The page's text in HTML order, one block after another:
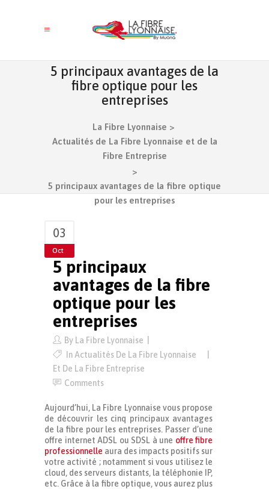
5 principaux avantages de la
fibre optique pour les
entreprises
La Fibre Lyonnaise >
Actualités de La Fibre Lyonnaise et de la
Fibre Entreprise
>
5 principaux avantages de la fibre optique
pour les entreprises
03
Oct
5 principaux
avantages de la fibre
optique pour les
entreprises
By La Fibre Lyonnaise
In Actualités De La Fibre Lyonnaise
Et De La Fibre Entreprise
Comments
Aujourd’hui, La Fibre Lyonnaise vous propose
de découvrir les cinq principaux avantages
de la fibre pour les entreprises. Passer d’une
offre internet ADSL ou SDSL à une offre fibre
professionnelle aura des impacts positifs sur
votre activité ; notamment si vous utilisez le
cloud, des serveurs distants, la téléphonie IP,
etc. Grâce à la fibre optique, vous aurez plus